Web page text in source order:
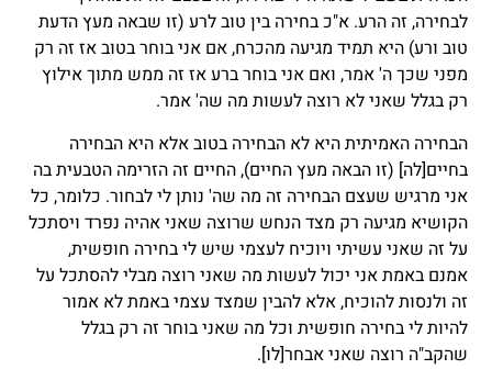
לבחירה, זה הרע. א"כ בחירה בין טוב לרע (זו שבאה מעץ הדעת
טוב ורע) היא תמיד מגיעה מהכרח, אם אני בוחר בטוב אז זה רק
מפני שכך ה' אמר, ואם אני בוחר ברע אז זה ממש מתוך אילוץ
רק בגלל שאני לא רוצה לעשות מה שה' אמר.
הבחירה האמיתית היא לא הבחירה בטוב אלא היא הבחירה
בחיים[לה] (זו הבאה מעץ החיים), החיים זה הזרימה הטבעית בה
אני מרגיש שעצם הבחירה זה מה שה' נותן לי לבחור. כלומר, כל
הקושיא מגיעה רק מצד הנחש שרוצה שאני אהיה נפרד ויסתכל
על זה שאני עשיתי ויוכיח לעצמי שיש לי בחירה חופשית,
אמנם באמת אני יכול לעשות מה שאני רוצה מבלי להסתכל על
זה ולנסות להוכיח, אלא להבין שמצד עצמי באמת לא אמור
להיות לי בחירה חופשית וכל מה שאני בוחר זה רק בגלל
שהקב"ה רוצה שאני אבחר[לו].